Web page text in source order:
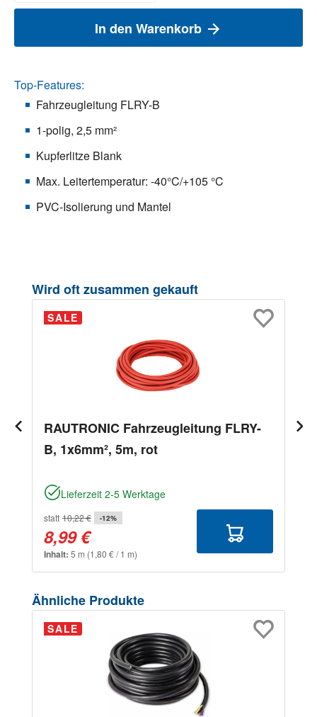
In den Warenkorb
Top-Features:
Fahrzeugleitung FLRY-B
1-polig, 2,5 mm²
Kupferlitze Blank
Max. Leitertemperatur: -40°C/+105 °C
PVC-Isolierung und Mantel
Produktgalerie überspringen
Wird oft zusammen gekauft
SALE
RAUTRONIC Fahrzeugleitung FLRY-
B, 1x6mm², 5m, rot
Lieferzeit 2-5 Werktage
statt 10,22 € -12%
8,99 €
Inhalt: 5 m (1,80 € / 1 m)
Produktgalerie überspringen
Ähnliche Produkte
SALE